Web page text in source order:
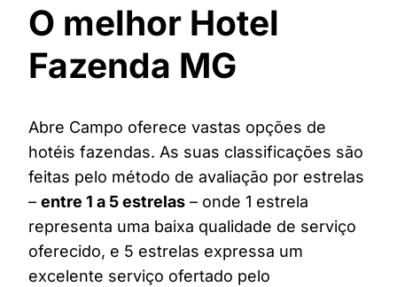
O melhor Hotel
Fazenda MG
Abre Campo oferece vastas opções de
hotéis fazendas. As suas classificações são
feitas pelo método de avaliação por estrelas
– entre 1 a 5 estrelas – onde 1 estrela
representa uma baixa qualidade de serviço
oferecido, e 5 estrelas expressa um
excelente serviço ofertado pelo